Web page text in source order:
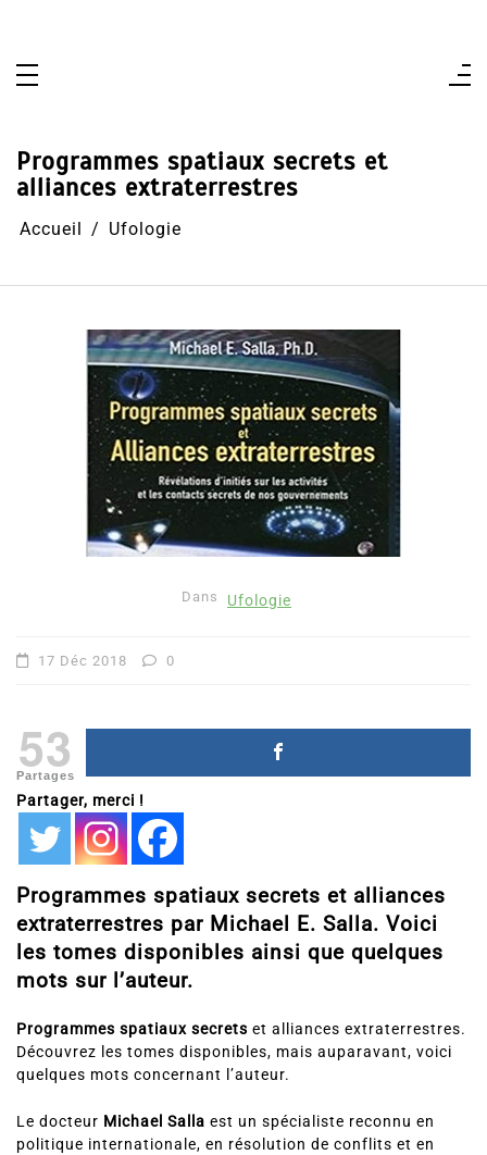
Programmes spatiaux secrets et
alliances extraterrestres
Accueil Ufologie
Dans Ufologie
17 Déc 2018 0
53
Partages
Partager, merci !
Programmes spatiaux secrets et alliances
extraterrestres par Michael E. Salla. Voici
les tomes disponibles ainsi que quelques
mots sur l’auteur.
Programmes spatiaux secrets et alliances extraterrestres.
Découvrez les tomes disponibles, mais auparavant, voici
quelques mots concernant l’auteur.
Le docteur Michael Salla est un spécialiste reconnu en
politique internationale, en résolution de conflits et en